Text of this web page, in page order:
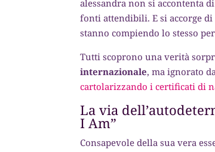
alessandra non si accontenta
fonti attendibili. E si accorge
stanno compiendo lo stesso
Tutti scoprono una verità
internazionale, ma ignorato
cartolarizzando i certificati di
La via
I Am”
Consapevole della sua vera